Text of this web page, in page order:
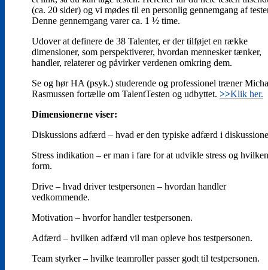
(ca. 20 sider) og vi mødes til en personlig gennemgang af
Denne gennemgang varer ca. 1 ½ time.
Udover at definere de 38 Talenter, er der tilføjet en række
dimensioner, som perspektiverer, hvordan mennesker tænker,
handler, relaterer og påvirker verdenen omkring dem.
Se og hør HA (psyk.) studerende og professionel træner
Rasmussen fortælle om TalentTesten og udbyttet. >>Klik her.
Dimensionerne viser:
Diskussions adfærd – hvad er den typiske adfærd i
Stress indikation – er man i fare for at udvikle stress og hvilken
form.
Drive – hvad driver testpersonen – hvordan handler
vedkommende.
Motivation – hvorfor handler testpersonen.
Adfærd – hvilken adfærd vil man opleve hos testpersonen.
Team styrker – hvilke teamroller passer godt til testpersonen.